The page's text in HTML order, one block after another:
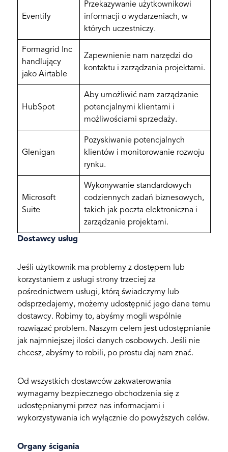
Eventify
Przekazywanie użytkownikowi
informacji o wydarzeniach, w
których uczestniczy.
Formagrid Inc
handlujący
jako Airtable
Zapewnienie nam narzędzi do
kontaktu i zarządzania projektami.
HubSpot
Aby umożliwić nam zarządzanie
potencjalnymi klientami i
możliwościami sprzedaży.
Glenigan
Pozyskiwanie potencjalnych
klientów i monitorowanie rozwoju
rynku.
Microsoft
Suite
Wykonywanie standardowych
codziennych zadań biznesowych,
takich jak poczta elektroniczna i
zarządzanie projektami.
Dostawcy usług
Jeśli użytkownik ma problemy z dostępem lub
korzystaniem z usługi strony trzeciej za
pośrednictwem usługi, którą świadczymy lub
odsprzedajemy, możemy udostępnić jego dane temu
dostawcy. Robimy to, abyśmy mogli wspólnie
rozwiązać problem. Naszym celem jest udostępnianie
jak najmniejszej ilości danych osobowych. Jeśli nie
chcesz, abyśmy to robili, po prostu daj nam znać.
Od wszystkich dostawców zakwaterowania
wymagamy bezpiecznego obchodzenia się z
udostępnianymi przez nas informacjami i
wykorzystywania ich wyłącznie do powyższych celów.
Organy ścigania